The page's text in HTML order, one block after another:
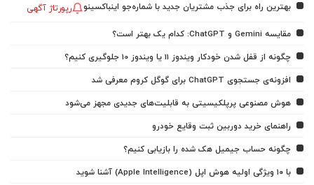
بهترین راه برای جذب مشتریان جدید با شماره‌جو اینباکسینو رپورتاژ آگهی
مقایسه Gemini و ChatGPT: کدام یک بهتر است؟
چگونه از قفل شدن خودکار ویندوز 11 یا ویندوز 10 جلوگیری کنیم؟
افزونه‌ی جستجوی ChatGPT برای گوگل کروم معرفی شد
هوش مصنوعی پرپلکیسیتی به قابلیت‌های جدیدی مجهز می‌شود
راهنمای خرید دوربین ثبت وقایع خودرو
چگونه حساب جیمیل هک شده را بازیابی کنیم؟
با ۱۰ ویژگی اولیه هوش اپل (Apple Intelligence) آشنا شوید